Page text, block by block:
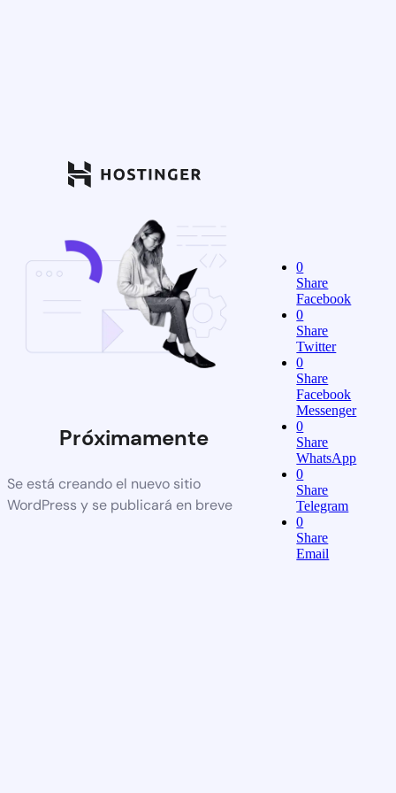
Próximamente
Se está creando el nuevo sitio
WordPress y se publicará en breve
0
Share
Facebook
0
Share
Twitter
0
Share
Facebook
Messenger
0
Share
WhatsApp
0
Share
Telegram
0
Share
Email